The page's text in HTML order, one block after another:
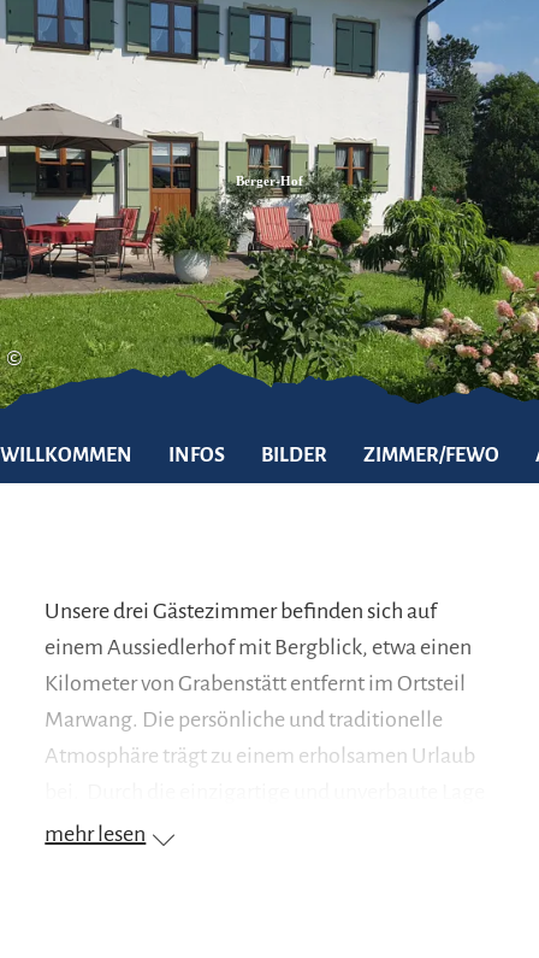
Zum
Inhalt
Zur
Suche
Zum
Footer
©
Berger-Hof
WILLKOMMEN INFOS BILDER ZIMMER/FEWO
Unsere drei Gästezimmer befinden sich auf
einem Aussiedlerhof mit Bergblick, etwa einen
Kilometer von Grabenstätt entfernt im Ortsteil
Marwang. Die persönliche und traditionelle
Atmosphäre trägt zu einem erholsamen Urlaub
des Berger Hofs erwartet Sie ein
mehr lesen